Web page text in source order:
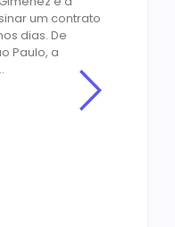
um contrato
dias. De
Paulo, a